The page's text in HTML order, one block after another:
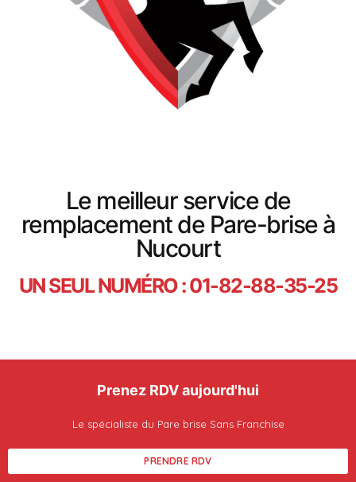
Le meilleur service de
remplacement de Pare-brise à
Nucourt
UN SEUL NUMÉRO : 01-82-88-35-25
Prenez RDV aujourd'hui
Le spécialiste du Pare brise Sans Franchise
PRENDRE RDV